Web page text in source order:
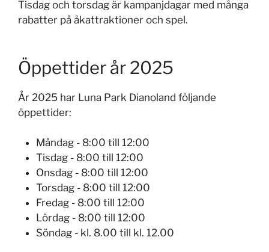
Tisdag och torsdag är kampanjdagar med många
rabatter på åkattraktioner och spel.
Öppettider år 2025
År 2025 har Luna Park Dianoland följande
öppettider:
Måndag - 8:00 till 12:00
Tisdag - 8:00 till 12:00
Onsdag - 8:00 till 12:00
Torsdag - 8:00 till 12:00
Fredag - 8:00 till 12:00
Lördag - 8:00 till 12:00
Söndag - kl. 8.00 till kl. 12.00